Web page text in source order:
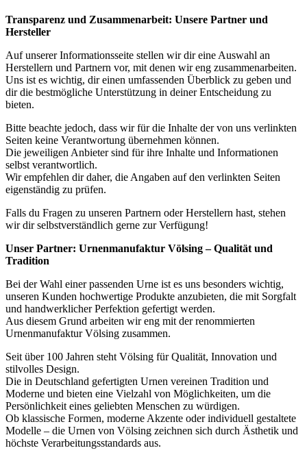
Transparenz und Zusammenarbeit: Unsere Partner und
Hersteller
Auf unserer Informationsseite stellen wir dir eine Auswahl an
Herstellern und Partnern vor, mit denen wir eng zusammenarbeiten.
Uns ist es wichtig, dir einen umfassenden Überblick zu geben und
dir die bestmögliche Unterstützung in deiner Entscheidung zu
bieten.
Bitte beachte jedoch, dass wir für die Inhalte der von uns verlinkten
Seiten keine Verantwortung übernehmen können.
Die jeweiligen Anbieter sind für ihre Inhalte und Informationen
selbst verantwortlich.
Wir empfehlen dir daher, die Angaben auf den verlinkten Seiten
eigenständig zu prüfen.
Falls du Fragen zu unseren Partnern oder Herstellern hast, stehen
wir dir selbstverständlich gerne zur Verfügung!
Unser Partner: Urnenmanufaktur Völsing – Qualität und
Tradition
Bei der Wahl einer passenden Urne ist es uns besonders wichtig,
unseren Kunden hochwertige Produkte anzubieten, die mit Sorgfalt
und handwerklicher Perfektion gefertigt werden.
Aus diesem Grund arbeiten wir eng mit der renommierten
Urnenmanufaktur Völsing zusammen.
Seit über 100 Jahren steht Völsing für Qualität, Innovation und
stilvolles Design.
Die in Deutschland gefertigten Urnen vereinen Tradition und
Moderne und bieten eine Vielzahl von Möglichkeiten, um die
Persönlichkeit eines geliebten Menschen zu würdigen.
Ob klassische Formen, moderne Akzente oder individuell gestaltete
Modelle – die Urnen von Völsing zeichnen sich durch Ästhetik und
höchste Verarbeitungsstandards aus.